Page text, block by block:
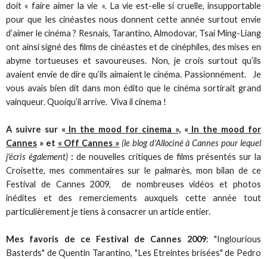
doit « faire aimer la vie ». La vie est-elle si cruelle, insupportable
pour que les cinéastes nous donnent cette année surtout envie
d’aimer le cinéma ? Resnais, Tarantino, Almodovar, Tsai Ming-Liang
ont ainsi signé des films de cinéastes et de cinéphiles, des mises en
abyme tortueuses et savoureuses. Non, je crois surtout qu’ils
avaient envie de dire qu’ils aimaient le cinéma. Passionnément. Je
vous avais bien dit dans mon édito que le cinéma sortirait grand
vainqueur. Quoiqu’il arrive. Viva il cinema !
A suivre sur «In the mood for cinema », «In the mood for
Cannes » et « Off Cannes » (le blog d'Allociné à Cannes pour lequel
j'écris également) : de nouvelles critiques de films présentés sur la
Croisette, mes commentaires sur le palmarès, mon bilan de ce
Festival de Cannes 2009, de nombreuses vidéos et photos
inédites et des remerciements auxquels cette année tout
particulièrement je tiens à consacrer un article entier.
Mes favoris de ce Festival de Cannes 2009: "Inglourious
Basterds" de Quentin Tarantino, "Les Etreintes brisées" de Pedro